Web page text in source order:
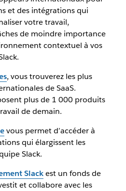
et des intégrations qui
votre travail,
de moindre importance
contextuel à vos
, vous trouverez les plus
de SaaS.
plus de 1 000 produits
de demain.
vous permet d’accéder à
qui élargissent les
Slack.
Slackest un fonds de
et collabore avec les